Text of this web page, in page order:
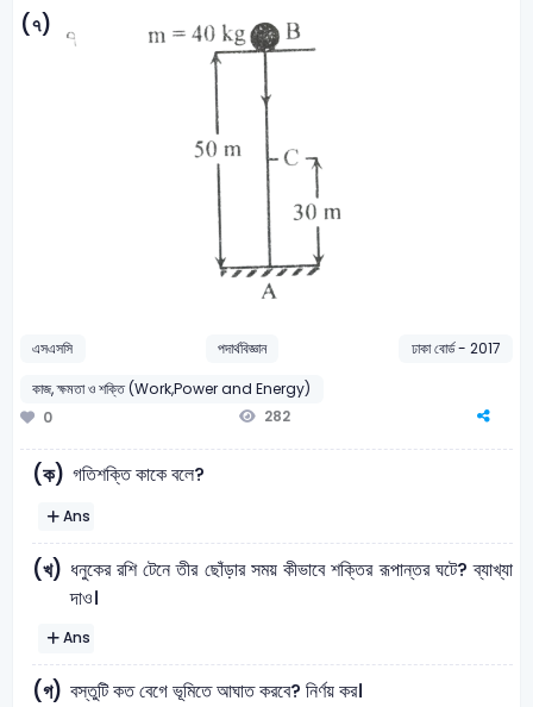
(৭)
এসএসসি পদার্থবিজ্ঞান
ঢাকা বোর্ড - 2017
কাজ, ক্ষমতা ও শক্তি (Work,Power and Energy)
0
282
(ক) গতিশক্তি কাকে বলে?
Ans
(খ) ধনুকের রশি টেনে তীর ছোঁড়ার সময় কীভাবে শক্তির রূপান্তর ঘটে? ব্যাখ্যা
দাও।
Ans
(গ) বস্তুটি কত বেগে ভূমিতে আঘাত করবে? নির্ণয় কর।